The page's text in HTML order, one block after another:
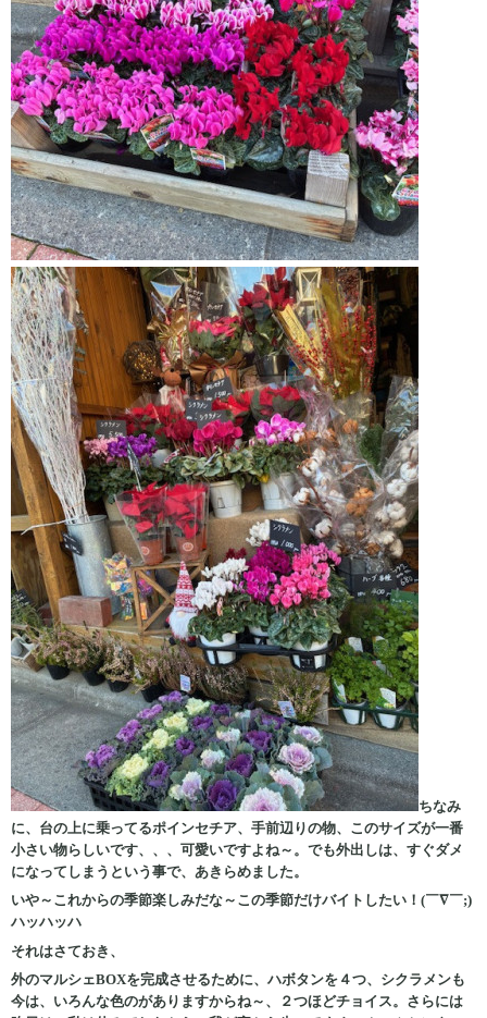
ちなみ
に、台の上に乗ってるポインセチア、手前辺りの物、このサイズが一番
小さい物らしいです、、、可愛いですよね～。でも外出しは、すぐダメ
になってしまうという事で、あきらめました。
いや～これからの季節楽しみだな～この季節だけバイトしたい！(￣∇￣;)
ハッハッハ
それはさておき、
外のマルシェBOXを完成させるために、ハボタンを４つ、シクラメンも
今は、いろんな色のがありますからね～、２つほどチョイス。さらには